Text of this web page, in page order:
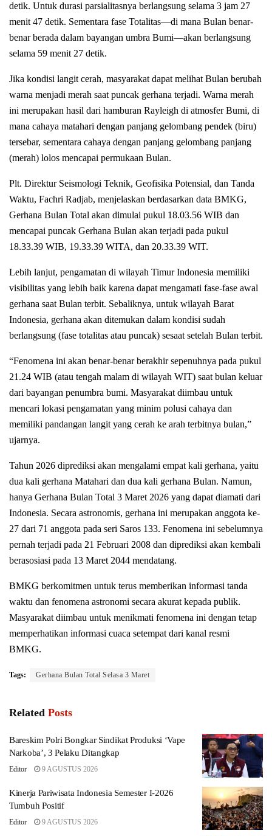
detik. Untuk durasi parsialitasnya berlangsung selama 3 jam 27
menit 47 detik. Sementara fase Totalitas—di mana Bulan benar-
benar berada dalam bayangan umbra Bumi—akan berlangsung
selama 59 menit 27 detik.
Jika kondisi langit cerah, masyarakat dapat melihat Bulan berubah
warna menjadi merah saat puncak gerhana terjadi. Warna merah
ini merupakan hasil dari hamburan Rayleigh di atmosfer Bumi, di
mana cahaya matahari dengan panjang gelombang pendek (biru)
tersebar, sementara cahaya dengan panjang gelombang panjang
(merah) lolos mencapai permukaan Bulan.
Plt. Direktur Seismologi Teknik, Geofisika Potensial, dan Tanda
Waktu, Fachri Radjab, menjelaskan berdasarkan data BMKG,
Gerhana Bulan Total akan dimulai pukul 18.03.56 WIB dan
mencapai puncak Gerhana Bulan akan terjadi pada pukul
18.33.39 WIB, 19.33.39 WITA, dan 20.33.39 WIT.
Lebih lanjut, pengamatan di wilayah Timur Indonesia memiliki
visibilitas yang lebih baik karena dapat mengamati fase-fase awal
gerhana saat Bulan terbit. Sebaliknya, untuk wilayah Barat
Indonesia, gerhana akan ditemukan dalam kondisi sudah
berlangsung (fase totalitas atau puncak) sesaat setelah Bulan terbit.
“Fenomena ini akan benar-benar berakhir sepenuhnya pada pukul
21.24 WIB (atau tengah malam di wilayah WIT) saat bulan keluar
dari bayangan penumbra bumi. Masyarakat diimbau untuk
mencari lokasi pengamatan yang minim polusi cahaya dan
memiliki pandangan langit yang cerah ke arah terbitnya bulan,”
ujarnya.
Tahun 2026 diprediksi akan mengalami empat kali gerhana, yaitu
dua kali gerhana Matahari dan dua kali gerhana Bulan. Namun,
hanya Gerhana Bulan Total 3 Maret 2026 yang dapat diamati dari
Indonesia. Secara astronomis, gerhana ini merupakan anggota ke-
27 dari 71 anggota pada seri Saros 133. Fenomena ini sebelumnya
pernah terjadi pada 21 Februari 2008 dan diprediksi akan kembali
berasosiasi pada 13 Maret 2044 mendatang.
BMKG berkomitmen untuk terus memberikan informasi tanda
waktu dan fenomena astronomi secara akurat kepada publik.
Masyarakat diimbau untuk menikmati fenomena ini dengan tetap
memperhatikan informasi cuaca setempat dari kanal resmi
BMKG.
Tags: Gerhana Bulan Total Selasa 3 Maret
Related Posts
Bareskim Polri Bongkar Sindikat Produksi ‘Vape
Narkoba’, 3 Pelaku Ditangkap
Editor 9 AGUSTUS 2026
Kinerja Pariwisata Indonesia Semester I-2026
Tumbuh Positif
Editor 9 AGUSTUS 2026